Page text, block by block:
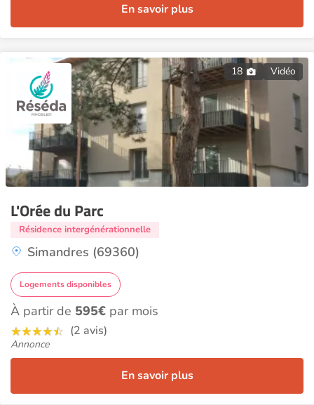
En savoir plus
18 Vidéo
L'Orée du Parc
Résidence intergénérationnelle
Simandres (69360)
Logements disponibles
À partir de 595€ par mois
(2 avis)
Annonce
En savoir plus